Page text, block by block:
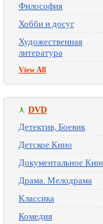
Философия
Хобби и досуг
Художественная
литература
View All
DVD
Детектив, Боевик
Детское Кино
Документальное
Драма. Мелодрама
Классика
Комедия